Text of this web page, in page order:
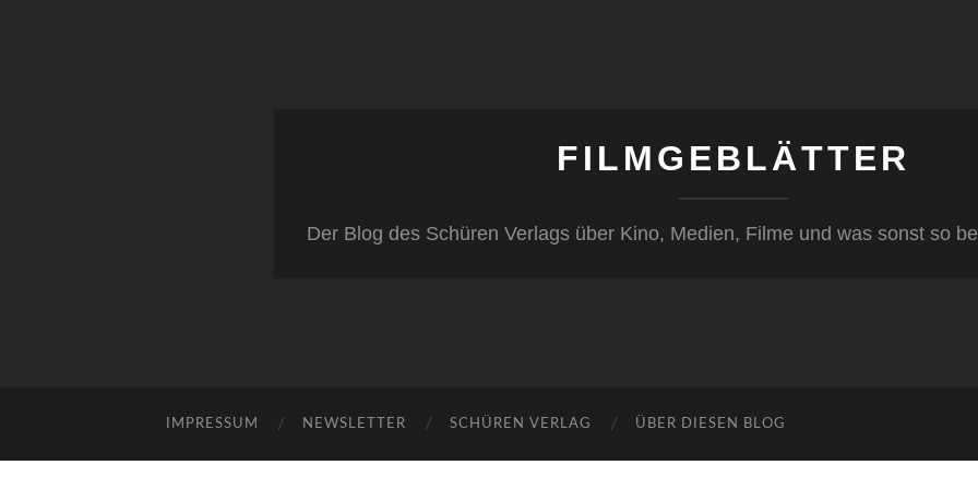
FILMGEBLÄTTER
Der Blog des Schüren Verlags über Kino, Medien, Filme und was sonst so
IMPRESSUM NEWSLETTER SCHÜREN VERLAG ÜBER DIESEN BLOG